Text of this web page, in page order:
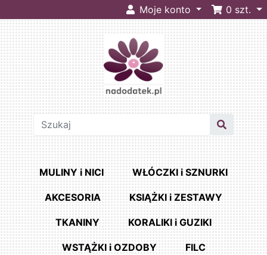
Moje konto 0 szt.
MULINY i NICI WŁÓCZKI i SZNURKI
AKCESORIA KSIĄŻKI i ZESTAWY
TKANINY KORALIKI i GUZIKI
WSTĄŻKI i OZDOBY FILC